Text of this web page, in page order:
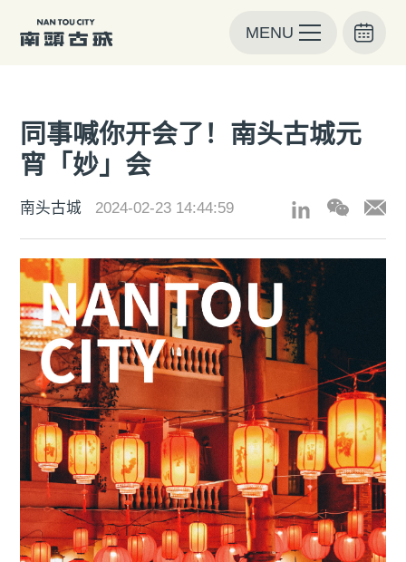
MENU
同事喊你开会了！南头古城元
宵「妙」会
南头古城 2024-02-23 14:44:59